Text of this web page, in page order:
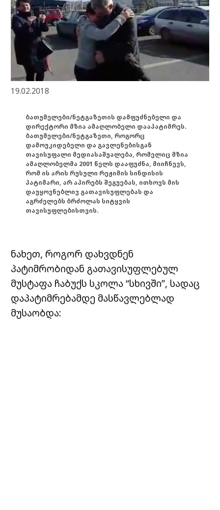
19.02.2018
ბათუმელები/ნეტგაზეთის დამფუძნებელი და
დირექტორი მზია ამაღლობელი დააპატიმრეს.
ბათუმელები/ნეტგაზეთი, როგორც
დამოუკიდებელი და გავლენებისგან
თავისუფალი მედიასაშუალება, რომელიც მზია
ამაღლობელმა 2001 წელს დააფუძნა, მიიჩნევს,
რომ ის არის რუსული რეჟიმის სინდისის
პატიმარი, არ აპირებს შეგუებას, ითხოვს მის
დაუყოვნებლივ გათავისუფლებას და
აგრძელებს ბრძოლას სიტყვის
თავისუფლებისთვის.
ნახეთ, როგორ დახვდნენ
პატიმრობიდან გათავისუფლებულ
მუსტაფა ჩაბუქს სკოლა “სხივში”, სადაც
დაპატიმრებამდე მასწავლებლად
მუსაობდა: